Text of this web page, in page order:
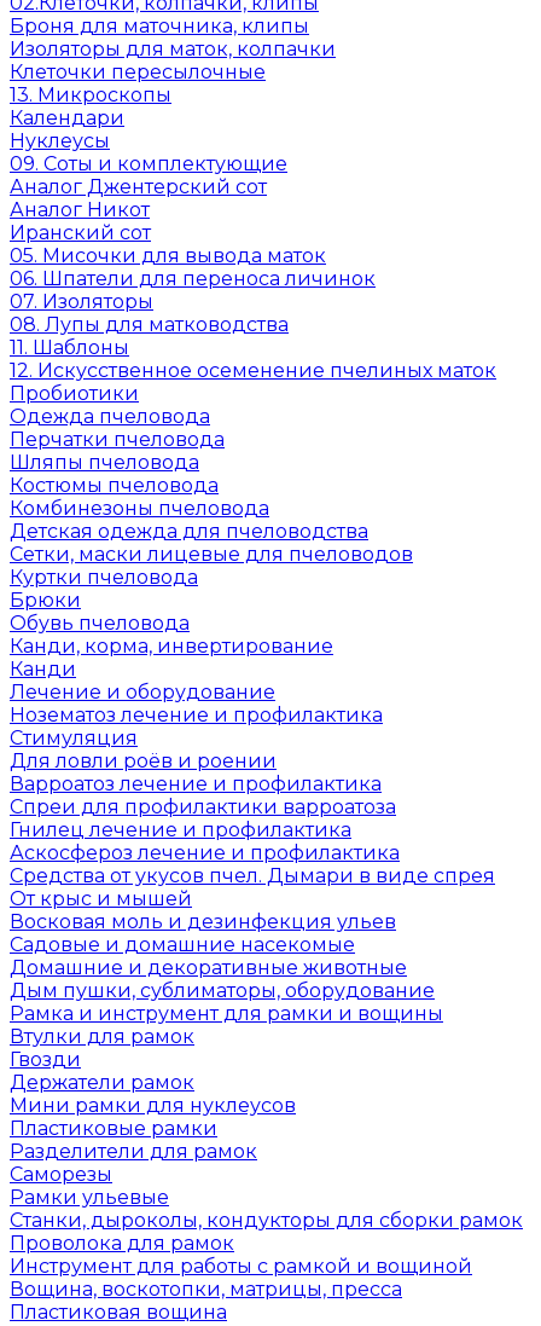
Броня для маточника, клипы
Изоляторы для маток, колпачки
Клеточки пересылочные
13. Микроскопы
Календари
Нуклеусы
09. Соты и комплектующие
Аналог Джентерский сот
Аналог Никот
Иранский сот
05. Мисочки для вывода маток
06. Шпатели для переноса личинок
07. Изоляторы
08. Лупы для матководства
11. Шаблоны
12. Искусственное осеменение пчелиных маток
Пробиотики
Одежда пчеловода
Перчатки пчеловода
Шляпы пчеловода
Костюмы пчеловода
Комбинезоны пчеловода
Детская одежда для пчеловодства
Сетки, маски лицевые для пчеловодов
Куртки пчеловода
Брюки
Обувь пчеловода
Канди, корма, инвертирование
Канди
Лечение и оборудование
Нозематоз лечение и профилактика
Стимуляция
Для ловли роёв и роении
Варроатоз лечение и профилактика
Спреи для профилактики варроатоза
Гнилец лечение и профилактика
Аскосфероз лечение и профилактика
Средства от укусов пчел. Дымари в виде спрея
От крыс и мышей
Восковая моль и дезинфекция ульев
Садовые и домашние насекомые
Домашние и декоративные животные
Дым пушки, сублиматоры, оборудование
Рамка и инструмент для рамки и вощины
Втулки для рамок
Гвозди
Держатели рамок
Мини рамки для нуклеусов
Пластиковые рамки
Разделители для рамок
Саморезы
Рамки ульевые
Станки, дыроколы, кондукторы для сборки рамок
Проволока для рамок
Инструмент для работы с рамкой и вощиной
Вощина, воскотопки, матрицы, пресса
Пластиковая вощина